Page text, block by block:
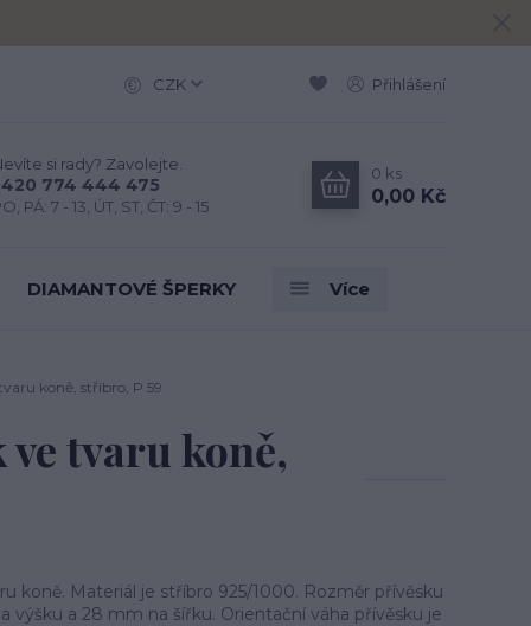
CZK Přihlášení
si rady? Zavolejte.
774 444 475
PÁ: 7 - 13, ÚT, ST, ČT: 9 - 15
0 ks
0,00 Kč
DIAMANTOVÉ ŠPERKY Více
koně, stříbro, P 59
tvaru koně,
koně. Materiál je stříbro 925/1000. Rozměr přívěsku
výšku a 28 mm na šířku. Orientační váha přívěsku je